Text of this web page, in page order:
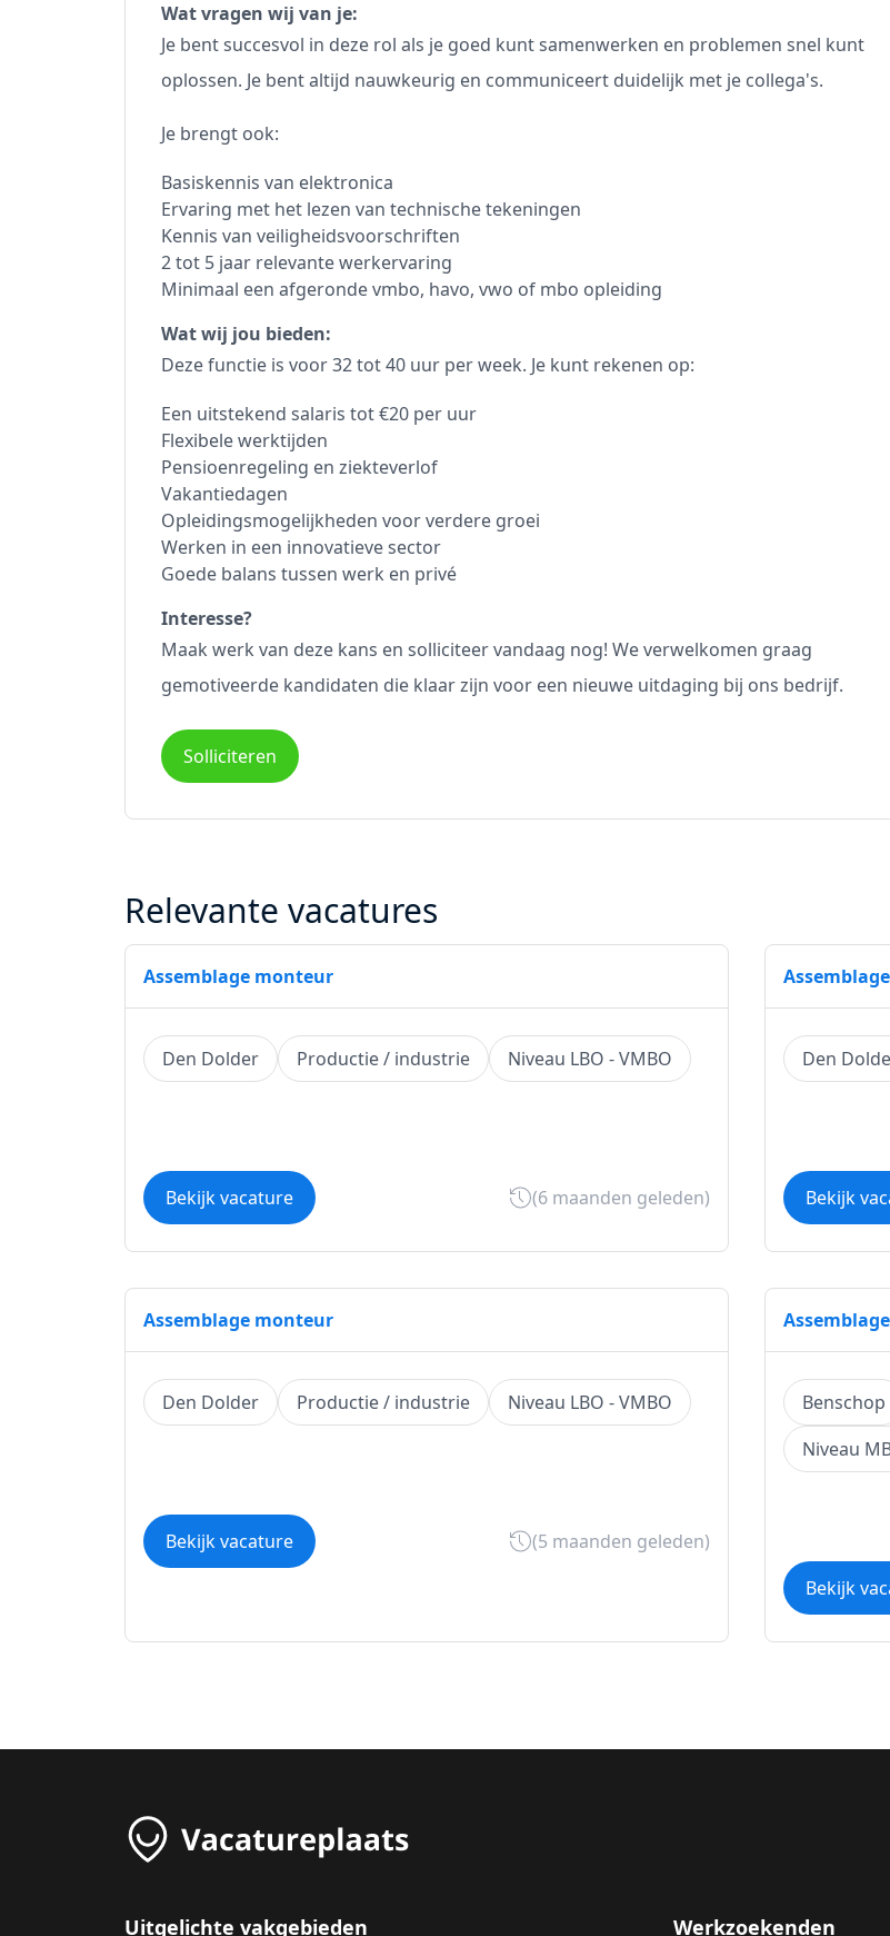
Wat vragen wij van je:
Je bent succesvol in deze rol als je goed kunt samenwerken en problemen snel kunt
oplossen. Je bent altijd nauwkeurig en communiceert duidelijk met je collega's.
Je brengt ook:
Basiskennis van elektronica
Ervaring met het lezen van technische tekeningen
Kennis van veiligheidsvoorschriften
2 tot 5 jaar relevante werkervaring
Minimaal een afgeronde vmbo, havo, vwo of mbo opleiding
Wat wij jou bieden:
Deze functie is voor 32 tot 40 uur per week. Je kunt rekenen op:
Een uitstekend salaris tot €20 per uur
Flexibele werktijden
Pensioenregeling en ziekteverlof
Vakantiedagen
Opleidingsmogelijkheden voor verdere groei
Werken in een innovatieve sector
Goede balans tussen werk en privé
Interesse?
Maak werk van deze kans en solliciteer vandaag nog! We verwelkomen graag
gemotiveerde kandidaten die klaar zijn voor een nieuwe uitdaging bij ons bedrijf.
Solliciteren
Relevante vacatures
Assemblage monteur
Den Dolder Productie / industrie Niveau LBO - VMBO
Bekijk vacature (6 maanden geleden)
Den
Bekijk
Assemblage monteur
Den Dolder Productie / industrie Niveau LBO - VMBO
Bekijk vacature (5 maanden geleden)
Benschop
Niveau
Bekijk
Uitgelichte vakgebieden Werkzoekenden